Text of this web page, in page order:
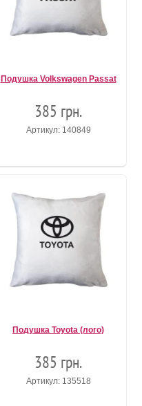
Подушка Volkswagen Passat
385 грн.
Артикул: 140849
Подушка Toyota (лого)
385 грн.
Артикул: 135518